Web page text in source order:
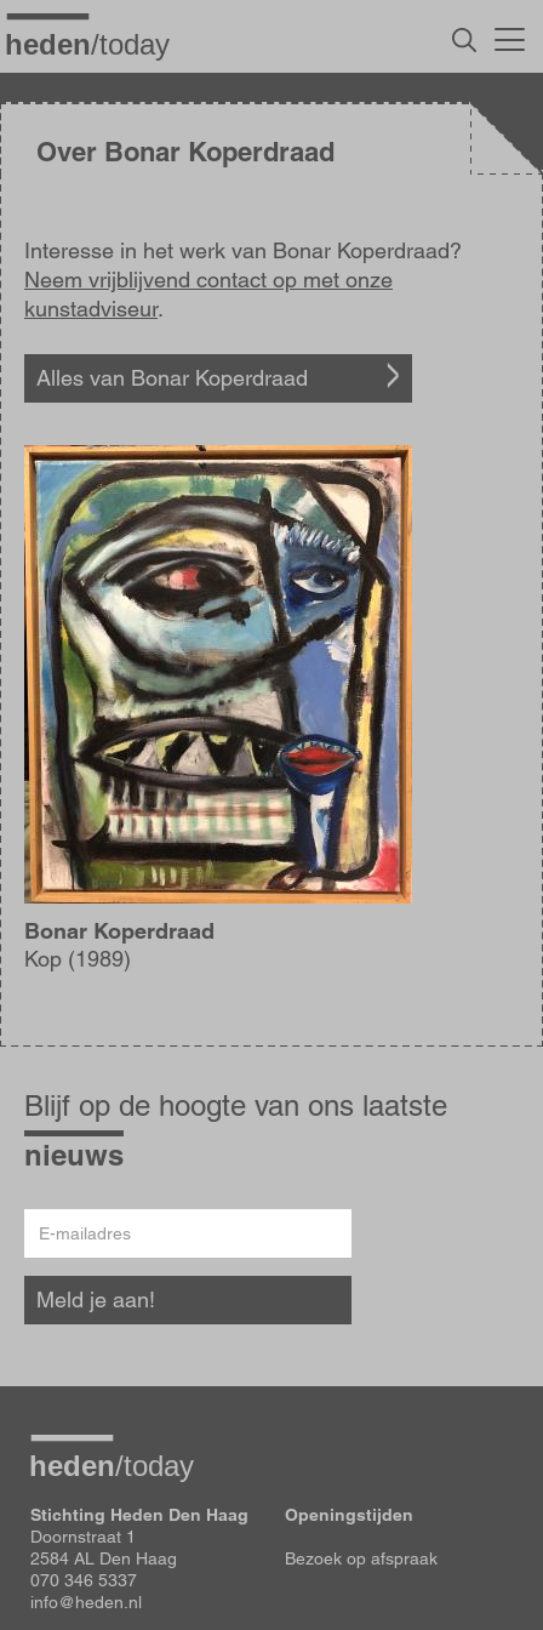
Overslaan
en
naar
inhoud
gaanOver Bonar Koperdraad
Interesse in het werk van Bonar Koperdraad?
Neem vrijblijvend contact op met onze
kunstadviseur.
Alles van Bonar Koperdraad
Afbeelding
Bonar Koperdraad
Kop (1989)
op
de
hoogte
Blijf op de hoogte van ons laatste
nieuws
mailadres
Meld je aan!
Stichting Heden Den Haag
Doornstraat 1
2584 AL Den Haag
070 346 5337
info@heden.nl
Openingstijden
Bezoek op afspraak